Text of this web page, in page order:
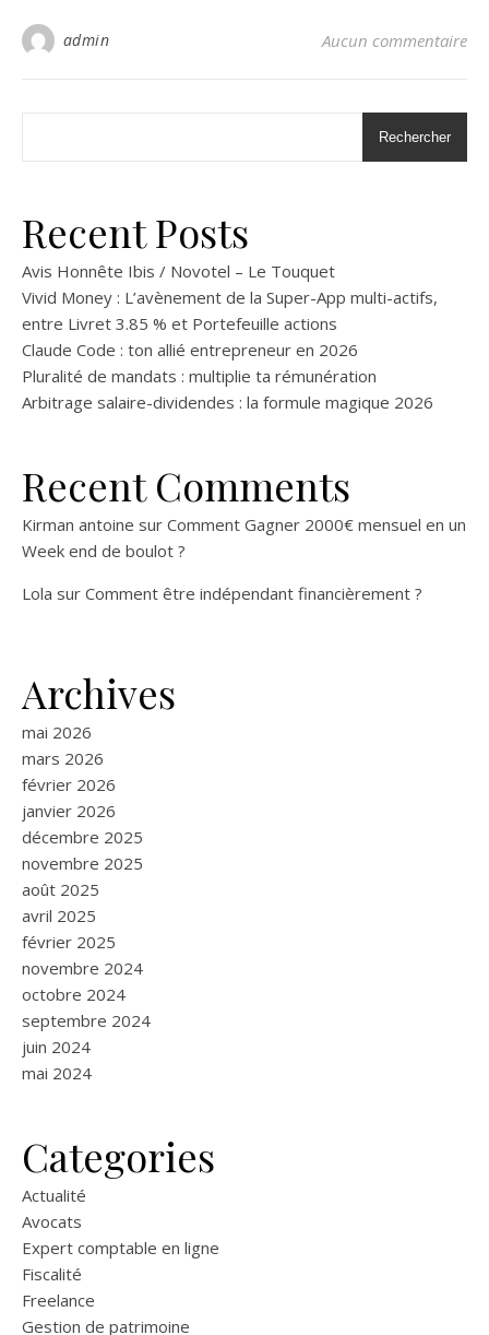
admin Aucun commentaire
Rechercher
Recent Posts
Avis Honnête Ibis / Novotel – Le Touquet
Vivid Money : L’avènement de la Super-App multi-actifs,
entre Livret 3.85 % et Portefeuille actions
Claude Code : ton allié entrepreneur en 2026
Pluralité de mandats : multiplie ta rémunération
Arbitrage salaire-dividendes : la formule magique 2026
Recent Comments
Kirman antoine sur Comment Gagner 2000€ mensuel en un
Week end de boulot ?
Lola sur Comment être indépendant financièrement ?
Archives
mai 2026
mars 2026
février 2026
janvier 2026
décembre 2025
novembre 2025
août 2025
avril 2025
février 2025
novembre 2024
octobre 2024
septembre 2024
juin 2024
mai 2024
Categories
Actualité
Avocats
Expert comptable en ligne
Fiscalité
Freelance
Gestion de patrimoine